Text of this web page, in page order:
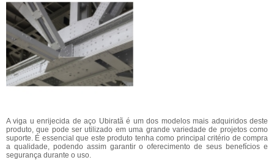
A viga u enrijecida de aço Ubiratã é um dos modelos mais adquiridos deste
produto, que pode ser utilizado em uma grande variedade de projetos como
suporte. É essencial que este produto tenha como principal critério de compra
a qualidade, podendo assim garantir o oferecimento de seus benefícios e
segurança durante o uso.